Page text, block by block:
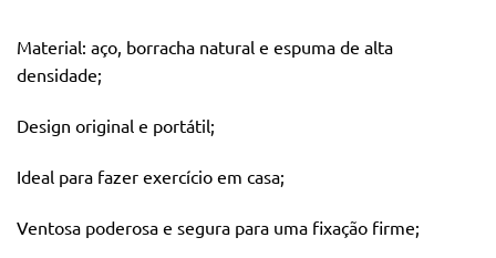
Material: aço, borracha natural e espuma de alta
densidade;
Design original e portátil;
Ideal para fazer exercício em casa;
Ventosa poderosa e segura para uma fixação firme;